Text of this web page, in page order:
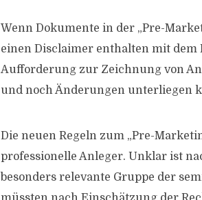
Wenn Dokumente in der „Pre-
einen Disclaimer enthalten mit dem
Aufforderung zur Zeichnung von
und noch Änderungen unterliegen
Die neuen Regeln zum „Pre-
professionelle Anleger. Unklar ist
besonders relevante Gruppe der